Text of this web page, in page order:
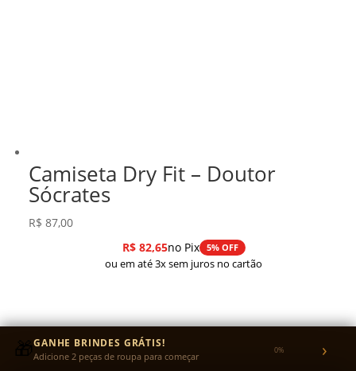
Camiseta Dry Fit – Doutor
Sócrates
R$ 87,00
R$82,65no Pix 5% OFF
ou em até 3x sem juros no cartão
🎁GANHE BRINDES GRÁTIS!
Adicione 2 peças de roupa para começar 0% ›